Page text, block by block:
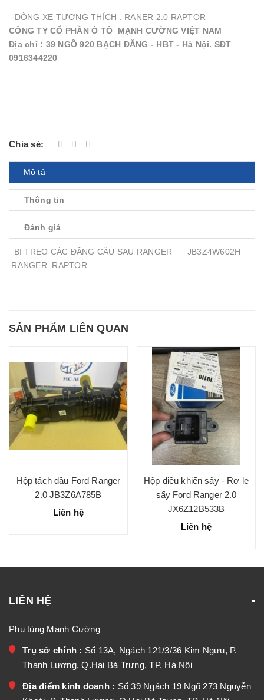
-DÒNG XE TƯƠNG THÍCH : RANER 2.0 RAPTOR
CÔNG TY CỔ PHẦN Ô TÔ MẠNH CƯỜNG VIỆT NAM
Địa chỉ : 39 NGÕ 920 BẠCH ĐẰNG - HBT - Hà Nội. SĐT
0916344220
Chia sẻ:
Mô tả
Thông tin
Đánh giá
BI TREO CÁC ĐĂNG CẦU SAU RANGER JB3Z4W602H
RANGER RAPTOR
SẢN PHẨM LIÊN QUAN
Hộp tách dầu Ford Ranger
2.0 JB3Z6A785B
Liên hệ
Hộp điều khiển sấy - Rơ le
sấy Ford Ranger 2.0
JX6Z12B533B
Liên hệ
LIÊN HỆ
Phụ tùng Mạnh Cường
Trụ sở chính : Số 13A, Ngách 121/3/36 Kim Ngưu, P.
Thanh Lương, Q.Hai Bà Trưng, TP. Hà Nội
Địa điểm kinh doanh : Số 39 Ngách 19 Ngõ 273 Nguyễn